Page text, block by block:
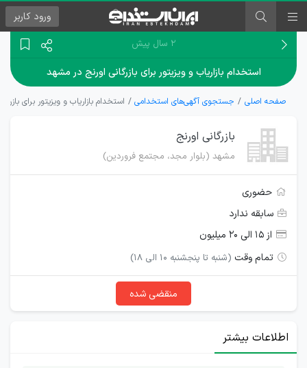
ورود کاربر
۲ سال پیش
استخدام بازاریاب و ویزیتور برای بازرگانی اورنج در مشهد
صفحه اصلی جستجوی آگهی‌های استخدامی استخدام بازاریاب و ویزیتور برای
بازرگانی اورنج
مشهد (بلوار مجد، مجتمع فروردین)
حضوری
سابقه ندارد
از ۱۵ الی ۲۰ میلیون
تمام وقت (شنبه تا پنجشنبه 10 الی 18)
منقضی شده
اطلاعات بیشتر